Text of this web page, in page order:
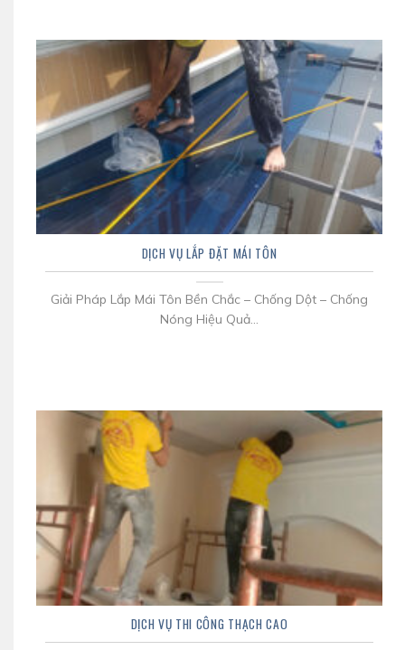
DỊCH VỤ LẮP ĐẶT MÁI TÔN
Giải Pháp Lắp Mái Tôn Bền Chắc – Chống Dột – Chống
Nóng Hiệu Quả...
DỊCH VỤ THI CÔNG THẠCH CAO